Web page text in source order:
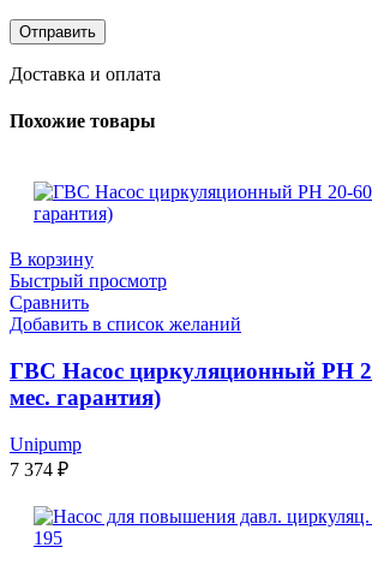
Доставка и оплата
Похожие товары
В корзину
Быстрый просмотр
Сравнить
Добавить в список желаний
ГВС Насос циркуляционный PН
мес. гарантия)
Unipump
7 374 ₽